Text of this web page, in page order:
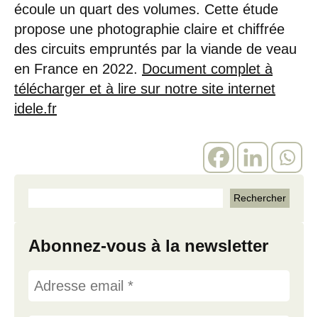
écoule un quart des volumes. Cette étude
propose une photographie claire et chiffrée
des circuits empruntés par la viande de veau
en France en 2022. Document complet à
télécharger et à lire sur notre site internet
idele.fr
Abonnez-vous à la newsletter